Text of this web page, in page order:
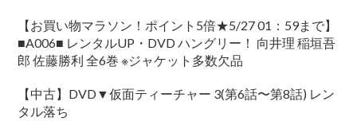
【お買い物マラソン！ポイント5倍★5/27 01：59まで】
■A006■ レンタルUP・DVD ハングリー！ 向井理 稲垣吾
郎 佐藤勝利 全6巻 ※ジャケット多数欠品
【中古】DVD▼仮面ティーチャー 3(第6話〜第8話) レン
タル落ち